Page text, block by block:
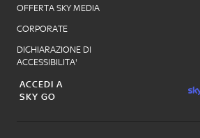
OFFERTA SKY MEDIA
CORPORATE
DICHIARAZIONE DI
ACCESSIBILITA'
ACCEDI A
SKY GO